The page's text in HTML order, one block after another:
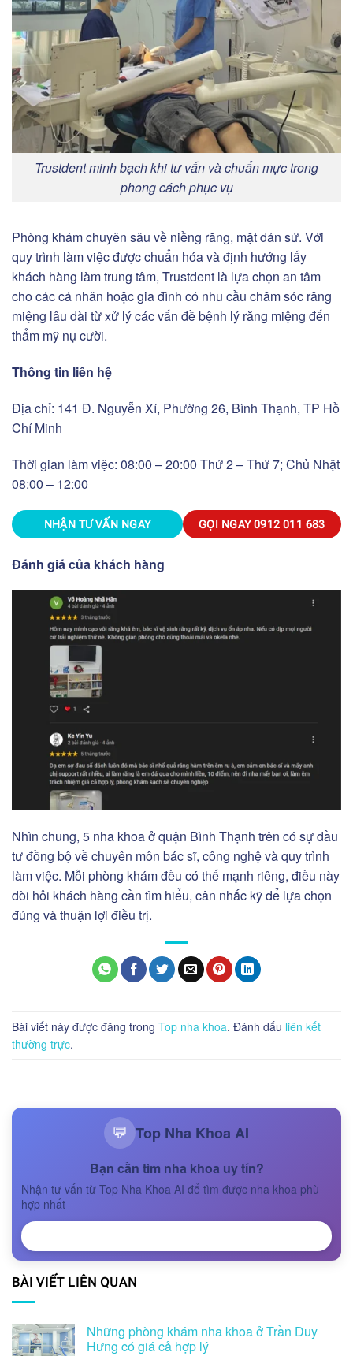
Trustdent minh bạch khi tư vấn và chuẩn mực trong
phong cách phục vụ
Phòng khám chuyên sâu về niềng răng, mặt dán sứ. Với
quy trình làm việc được chuẩn hóa và định hướng lấy
khách hàng làm trung tâm, Trustdent là lựa chọn an tâm
cho các cá nhân hoặc gia đình có nhu cầu chăm sóc răng
miệng lâu dài từ xử lý các vấn đề bệnh lý răng miệng đến
thẩm mỹ nụ cười.
Thông tin liên hệ
Địa chỉ: 141 Đ. Nguyễn Xí, Phường 26, Bình Thạnh, TP Hồ
Chí Minh
Thời gian làm việc: 08:00 – 20:00 Thứ 2 – Thứ 7; Chủ Nhật
08:00 – 12:00
NHẬN TƯ VẤN NGAY GỌI NGAY0912 011 683
Đánh giá của khách hàng
Nhìn chung, 5 nha khoa ở quận Bình Thạnh trên có sự đầu
tư đồng bộ về chuyên môn bác sĩ, công nghệ và quy trình
làm việc. Mỗi phòng khám đều có thế mạnh riêng, điều này
đòi hỏi khách hàng cần tìm hiểu, cân nhắc kỹ để lựa chọn
đúng và thuận lợi điều trị.
Bài viết này được đăng trong Top nha khoa. Đánh dấu liên kết
thường trực.
💬 Top Nha Khoa AI
Bạn cần tìm nha khoa uy tín?
Nhận tư vấn từ Top Nha Khoa AI để tìm được nha khoa phù
hợp nhất
BÀI VIẾT LIÊN QUAN
Những phòng khám nha khoa ở Trần Duy
Hưng có giá cả hợp lý